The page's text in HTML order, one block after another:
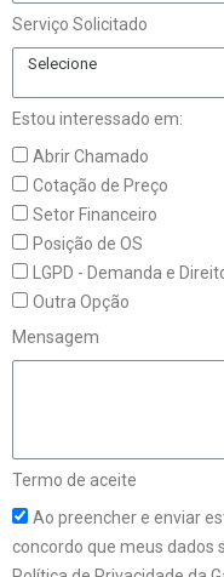
Serviço Solicitado
Selecione
Estou interessado em:
Abrir Chamado
Cotação de Preço
Setor Financeiro
Posição de OS
LGPD - Demanda e
Outra Opção
Mensagem
Termo de aceite
Ao preencher e enviar
concordo que meus